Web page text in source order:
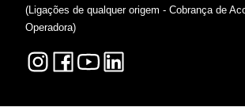
(Ligações de qualquer origem - Cobrança de
Operadora)